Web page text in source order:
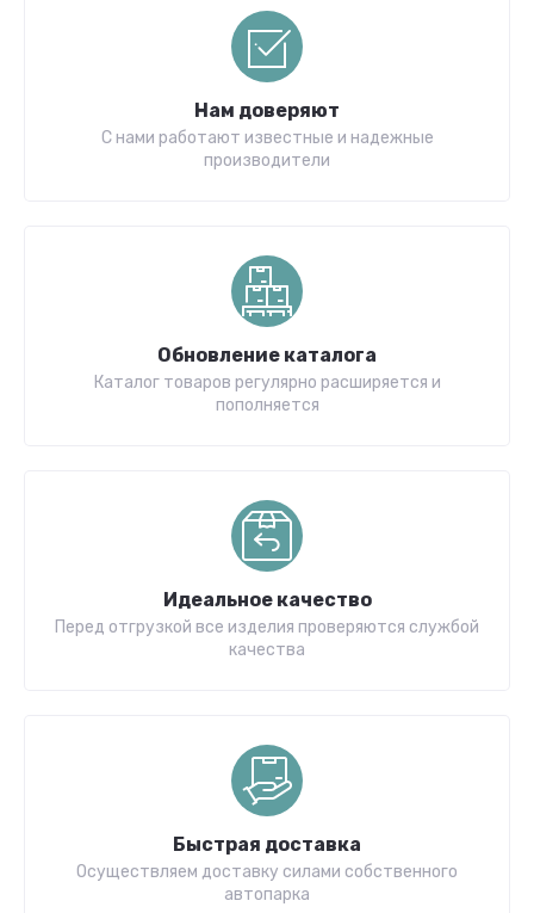
Нам доверяют
С нами работают известные и надежные
производители
Обновление каталога
Каталог товаров регулярно расширяется и
пополняется
Идеальное качество
Перед отгрузкой все изделия проверяются службой
качества
Быстрая доставка
Осуществляем доставку силами собственного
автопарка